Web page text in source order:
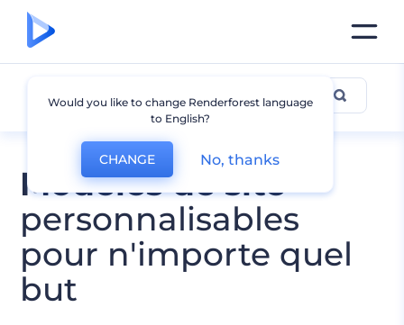
Modèles de site
personnalisables
pour n'importe quel
but
Tous les Modèles
Would you like to change Renderforest language
to English?
CHANGE No, thanks